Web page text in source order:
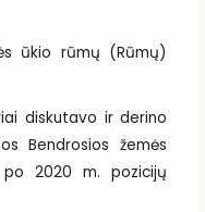
ūkio rūmų (Rūmų)
diskutavo ir derino
Bendrosios žemės
po 2020 m. pozicijų